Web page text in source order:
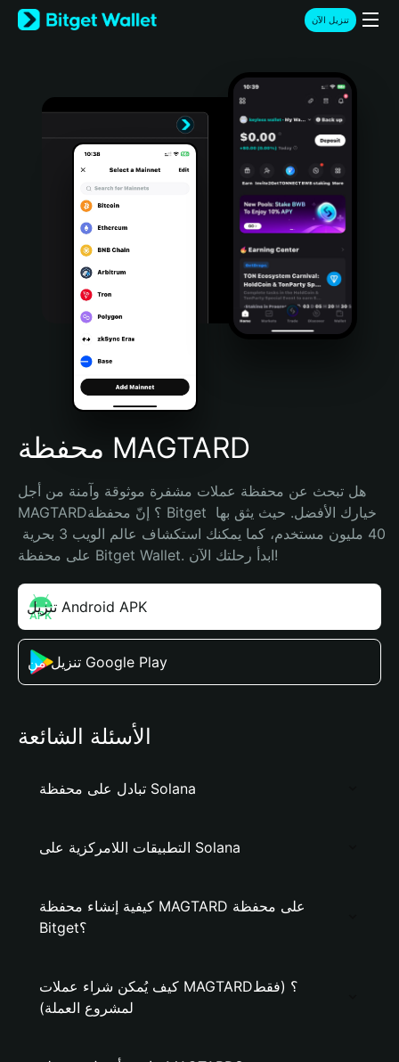
English
日本語
Türkçe
Português (Portugal)
Bahasa Indonesia
Português (Brasil)
Español (Argentina)
تنزيل الآن
محفظة MAGTARD
هل تبحث عن محفظة عملات مشفرة موثوقة وآمنة من أجل
MAGTARD؟ إنّ محفظة Bitget خيارك الأفضل. حيث يثق بها
على محفظة Bitget Wallet. ابدأ رحلتك الآن!
تنزيل Android APK
تنزيل من Google Play
الأسئلة الشائعة
تبادل على محفظة Solana
التطبيقات اللامركزية على Solana
كيفية إنشاء محفظة MAGTARD على محفظة
Bitget؟
كيف يُمكن شراء عملات MAGTARD؟ (فقط
لمشروع العملة)